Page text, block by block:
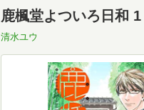
鹿楓堂よついろ日和
清水ユウ